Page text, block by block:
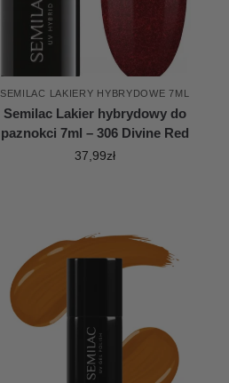
SEMILAC LAKIERY HYBRYDOWE 7ML
Semilac Lakier hybrydowy do
paznokci 7ml – 306 Divine Red
37,99zł